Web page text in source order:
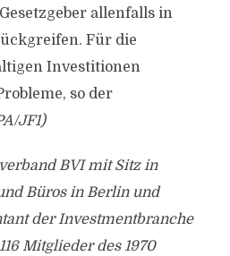
allenfalls in
Für die
Investitionen
so der
JF1)
BVI mit Sitz in
Büros in Berlin und
der Investmentbranche
Mitglieder des 1970